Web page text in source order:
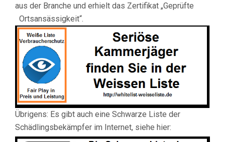
aus der Branche und erhielt das Zertifikat „Geprüfte
Ortsansässigkeit“.
Übrigens: Es gibt auch eine Schwarze Liste der
Schädlingsbekämpfer im Internet, siehe hier: